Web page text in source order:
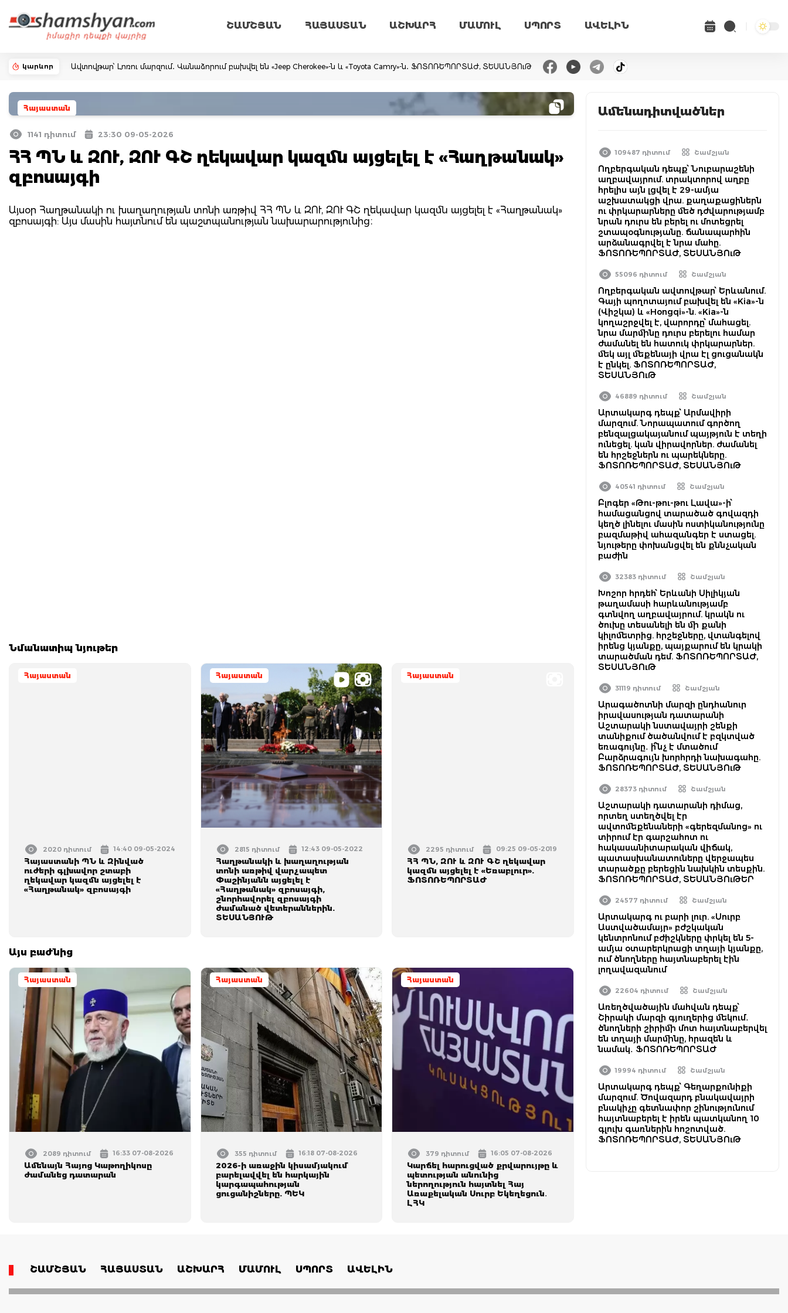
ՇԱՄՇՅԱՆ ՀԱՅԱՍՏԱՆ ԱՇԽԱՐՀ ՄԱՄՈՒԼ ՍՊՈՐՏ ԱՎԵԼԻՆ
կարևոր Ավտովթար՝ Լոռու մարզում․ Վանաձորում բախվել են «Jeep Cherokee»-ն և «Toyota Camry»-ն․ ՖՈՏՈՌԵՊՈՐՏԱԺ, ՏԵՍԱՆՅՈւԹ
Հայաստան
1141 դիտում 23:30 09-05-2026
ՀՀ ՊՆ և ԶՈՒ, ԶՈՒ ԳՇ ղեկավար կազմն այցելել է «Հաղթանակ»
զբոսայգի
Այսօր Հաղթանակի ու խաղաղության տոնի առթիվ ՀՀ ՊՆ և ԶՈՒ, ԶՈՒ ԳՇ ղեկավար կազմն այցելել է «Հաղթանակ»
զբոսայգի: Այս մասին հայտնում են պաշտպանության նախարարությունից։
Նմանատիպ նյութեր
Հայաստան
2020 դիտում 14:40 09-05-2024
Հայաստանի ՊՆ և Զինված
ուժերի գլխավոր շտաբի
ղեկավար կազմն այցելել է
«Հաղթանակ» զբոսայգի
Հայաստան
2815 դիտում 12:43 09-05-2022
Հաղթանակի և խաղաղության
տոնի առթիվ վարչապետ
Փաշինյանն այցելել է
«Հաղթանակ» զբոսայգի,
շնորհավորել զբոսայգի
ժամանած վետերաններին.
ՏԵՍԱՆՅՈՒԹ
Հայաստան
2295 դիտում 09:25 09-05-2019
ՀՀ ՊՆ, ԶՈՒ և ԶՈՒ ԳՇ ղեկավար
կազմն այցելել է «Եռաբլուր».
ՖՈՏՈՌԵՊՈՐՏԱԺ
Այս բաժնից
Հայաստան
2089 դիտում 16:33 07-08-2026
Ամենայն Հայոց Կաթողիկոսը
ժամանեց դատարան
Հայաստան
355 դիտում 16:18 07-08-2026
2026-ի առաջին կիսամյակում
բարելավվել են հարկային
կարգապահության
ցուցանիշները. ՊԵԿ
Հայաստան
379 դիտում 16:05 07-08-2026
Կարճել հարուցված քրվարույթը և
պետության անունից
ներողություն հայտնել Հայ
Առաքելական Սուրբ Եկեղեցուն․
ԼՀԿ
Ամենադիտվածներ
109487 դիտում Շամշյան
Ողբերգական դեպք՝ Նուբարաշենի
աղբավայրում. տրակտորով աղբը
հրելիս այն լցվել է 29-ամյա
աշխատակցի վրա. քաղաքացիներն
ու փրկարարները մեծ դժվարությամբ
նրան դուրս են բերել ու մոտեցրել
շտապօգնությանը. ճանապարհին
արձանագրվել է նրա մահը.
ՖՈՏՈՌԵՊՈՐՏԱԺ, ՏԵՍԱՆՅՈւԹ
55096 դիտում Շամշյան
Ողբերգական ավտովթար՝ Երևանում.
Գայի պողոտայում բախվել են «Kia»-ն
(Վիշկա) և «Hongqi»-ն. «Kia»-ն
կողաշրջվել է, վարորդը՝ մահացել.
նրա մարմինը դուրս բերելու համար
ժամանել են հատուկ փրկարարներ.
մեկ այլ մեքենայի վրա էլ ցուցանակն
է ընկել. ՖՈՏՈՌԵՊՈՐՏԱԺ,
ՏԵՍԱՆՅՈւԹ
46889 դիտում Շամշյան
Արտակարգ դեպք՝ Արմավիրի
մարզում. Նորապատում գործող
բենզալցակայանում պայթյուն է տեղի
ունեցել. կան վիրավորներ. ժամանել
են հրշեջներն ու պարեկները.
ՖՈՏՈՌԵՊՈՐՏԱԺ, ՏԵՍԱՆՅՈւԹ
40541 դիտում Շամշյան
Բլոգեր «Թու-թու-թու Լավա»-ի՝
համացանցով տարածած գովազդի
կեղծ լինելու մասին ոստիկանությունը
բազմաթիվ ահազանգեր է ստացել.
նյութերը փոխանցվել են քննչական
բաժին
32383 դիտում Շամշյան
Խոշոր հրդեհ՝ Երևանի Սիլիկյան
թաղամասի հարևանությամբ
գտնվող աղբավայրում. կրակն ու
ծուխը տեսանելի են մի քանի
կիլոմետրից. հրշեջները, վտանգելով
իրենց կյանքը, պայքարում են կրակի
տարածման դեմ. ՖՈՏՈՌԵՊՈՐՏԱԺ,
ՏԵՍԱՆՅՈւԹ
31119 դիտում Շամշյան
Արագածոտնի մարզի ընդհանուր
իրավասության դատարանի
Աշտարակի նստավայրի շենքի
տանիքում ծածանվում է բզկտված
եռագույնը․ ի՞նչ է մտածում
Բարձրագույն խորհրդի նախագահը.
ՖՈՏՈՌԵՊՈՐՏԱԺ, ՏԵՍԱՆՅՈւԹ
28373 դիտում Շամշյան
Աշտարակի դատարանի դիմաց,
որտեղ ստեղծվել էր
ավտոմեքենաների «գերեզմանոց» ու
տիրում էր գարշահոտ ու
հակասանիտարական վիճակ,
պատասխանատուները վերջապես
տարածքը բերեցին նախկին տեսքին.
ՖՈՏՈՌԵՊՈՐՏԱԺ, ՏԵՍԱՆՅՈւԹԵՐ
24577 դիտում Շամշյան
Արտակարգ ու բարի լուր. «Սուրբ
Աստվածամայր» բժշկական
կենտրոնում բժիշկները փրկել են 5-
ամյա օտարերկրացի տղայի կյանքը,
ում ծնողները հայտնաբերել էին
լողավազանում
22604 դիտում Շամշյան
Առեղծվածային մահվան դեպք՝
Շիրակի մարզի գյուղերից մեկում․
ծնողների շիրիմի մոտ հայտնաբերվել
են տղայի մարմինը, հրազեն և
նամակ․ ՖՈՏՈՌԵՊՈՐՏԱԺ
19994 դիտում Շամշյան
Արտակարգ դեպք՝ Գեղարքունիքի
մարզում. Ծովազարդ բնակավայրի
բնակիչը գետնափոր շինությունում
հայտնաբերել է իրեն պատկանող 10
գլուխ գառներին հոշոտված.
ՖՈՏՈՌԵՊՈՐՏԱԺ, ՏԵՍԱՆՅՈւԹ
ՇԱՄՇՅԱՆ ՀԱՅԱՍՏԱՆ ԱՇԽԱՐՀ ՄԱՄՈՒԼ ՍՊՈՐՏ ԱՎԵԼԻՆ